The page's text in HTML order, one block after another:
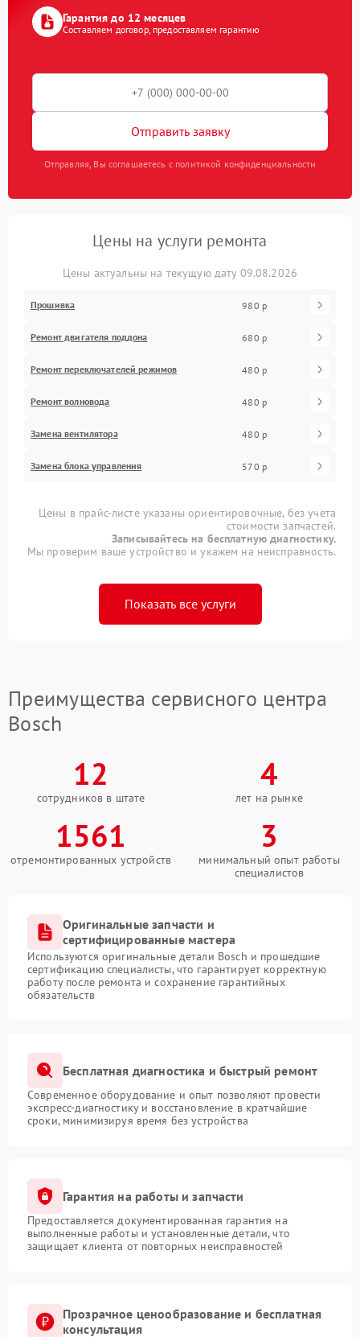
Гарантия до 12 месяцев
Составляем договор, предоставляем гарантию
Отправить заявку
Отправляя, Вы соглашаетесь с политикой конфиденциальности
Цены на услуги ремонта
Цены актуальны на текущую дату 09.08.2026
Прошивка 980 р
Ремонт двигателя поддона 680 р
Ремонт переключателей режимов 480 р
Ремонт волновода 480 р
Замена вентилятора 480 р
Замена блока управления 570 р
Цены в прайс-листе указаны ориентировочные, без учета
стоимости запчастей.
Записывайтесь на бесплатную диагностику.
Мы проверим ваше устройство и укажем на неисправность.
Показать все услуги
Преимущества сервисного центра
Bosch
12
сотрудников в штате
4
лет на рынке
1561
отремонтированных устройств
3
минимальный опыт работы
специалистов
Оригинальные запчасти и
сертифицированные мастера
Используются оригинальные детали Bosch и прошедшие
сертификацию специалисты, что гарантирует корректную
работу после ремонта и сохранение гарантийных
обязательств
Бесплатная диагностика и быстрый ремонт
Современное оборудование и опыт позволяют провести
экспресс-диагностику и восстановление в кратчайшие
сроки, минимизируя время без устройства
Гарантия на работы и запчасти
Предоставляется документированная гарантия на
выполненные работы и установленные детали, что
защищает клиента от повторных неисправностей
Прозрачное ценообразование и бесплатная
консультация